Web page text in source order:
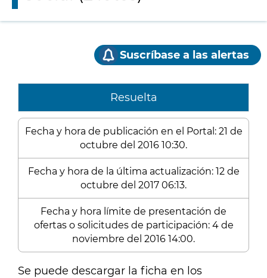
Suscríbase a las alertas
Resuelta
Fecha y hora de publicación en el Portal: 21 de
octubre del 2016 10:30.
Fecha y hora de la última actualización: 12 de
octubre del 2017 06:13.
Fecha y hora límite de presentación de
ofertas o solicitudes de participación: 4 de
noviembre del 2016 14:00.
Se puede descargar la ficha en los